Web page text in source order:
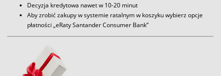
Decyzja kredytowa nawet w 10-20 minut
Aby zrobić zakupy w systemie ratalnym w koszyku wybierz opcje
płatności „eRaty Santander Consumer Bank”